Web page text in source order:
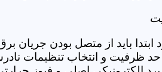
باید از متصل بودن جریان
حد ظرفیت و انتخاب تنظیمات